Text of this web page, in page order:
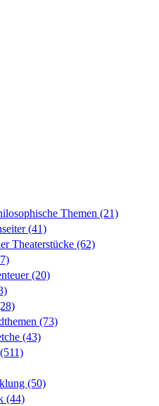
Themen (21)
(41)
Theaterstücke (62)
(20)
(73)
(43)
(511)
(50)
(44)